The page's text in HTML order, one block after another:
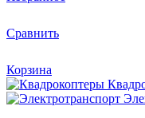
Сравнить
Корзина